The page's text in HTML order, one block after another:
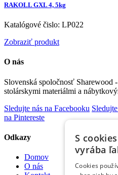
RAKOLL GXL 4, 5kg
Katalógové čislo: LP022
Zobraziť produkt
O nás
Slovenská spoločnosť Sharewood
stolárskymi materiálmi a
Sledujte nás na Facebooku
na Pintereste
Odkazy
Domov
O nás
S
vyrába
Cookies